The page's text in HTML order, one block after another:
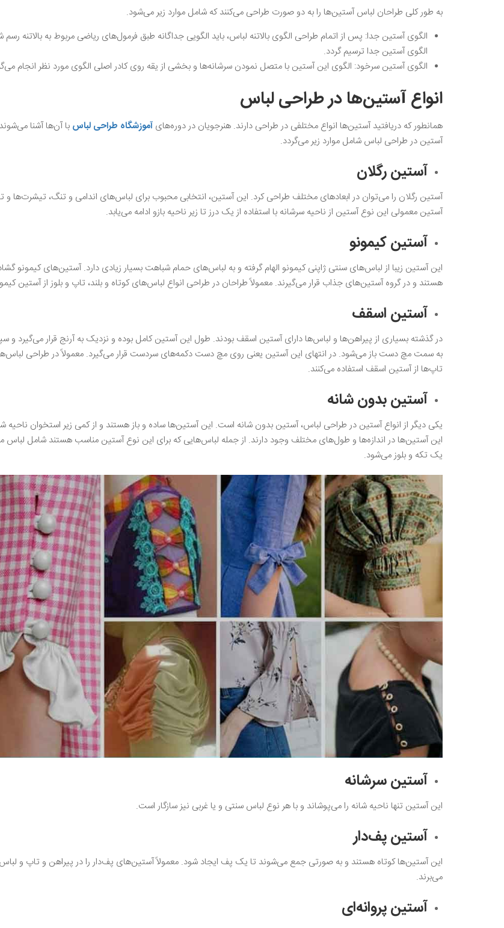
به طور کلی طراحان لباس آستین‌ها را به دو صورت طراحی می‌کنند که شامل موارد زیر می‌شود.
الگوی آستین جدا: پس از اتمام طراحی الگوی بالاتنه لباس، باید الگویی جداگانه طبق فرمول‌های ریاضی مربوط به بالاتنه
الگوی آستین جدا ترسیم گردد.
الگوی آستین سرخود: الگوی این آستین با متصل نمودن سرشانه‌ها و بخشی از یقه روی کادر اصلی الگوی مورد نظر انجام
انواع آستین‌ها در طراحی لباس
همانطور که دریافتید آستین‌ها انواع مختلفی در طراحی دارند‌. هنرجویان در دوره‌های آموزشگاه طراحی لباس با آن‌ها آشنا
آستین در طراحی لباس شامل موارد زیر می‌گردد.
آستین رگلان
آستین رگلان را می‌توان در ابعاد‌های مختلف طراحی کرد. این آستین، انتخابی محبوب برای لباس‌های اندامی و تنگ، تیشرت‌ها
آستین معمولی این نوع آستین از ناحیه سرشانه با استفاده از یک درز تا زیر ناحیه بازو ادامه می‌یابد.
آستین کیمونو
این آستین زیبا از لباس‌های سنتی ژاپنی کیمونو الهام گرفته و به لباس‌های حمام شباهت بسیار زیادی دارد. آستین‌های کیمونو
هستند و در گروه آستین‌های جذاب قرار می‌گیرند. معمولاً طراحان در طراحی انواع لباس‌های کوتاه و بلند، تاپ و بلوز از آستین
آستین اسقف
در گذشته بسیاری از پیراهن‌ها و لباس‌ها دارای آستین اسقف بودند. طول این آستین کامل بوده و نزدیک به آرنج قرار می‌گیرد
به سمت مچ دست باز می‌شود. در انتهای این آستین یعنی روی مچ دست دکمه‌های سردست قرار می‌گیرد. معمولاً در طراحی
تاپ‌ها از آستین اسقف استفاده می‌کنند.
آستین بدون شانه
یکی دیگر از انواع آستین در طراحی لباس، آستین بدون شانه است. این آستین‌ها ساده و باز هستند و از کمی زیر استخوان
این آستین‌ها در اندازه‌ها و طول‌های مختلف وجود دارند. از جمله لباس‌هایی که برای این نوع آستین مناسب هستند شامل
یک تکه و بلوز می‌شود.
آستین سرشانه
این آستین تنها ناحیه شانه را می‌پوشاند و با هر نوع لباس سنتی و یا غربی نیز سازگار است.
آستین پف‌دار
این آستین‌ها کوتاه هستند و به صورتی جمع می‌شوند تا یک پف ایجاد شود. معمولاً آستین‌های پف‌دار را در پیراهن و تاپ و
می‌برند.
آستین پروانه‌ای